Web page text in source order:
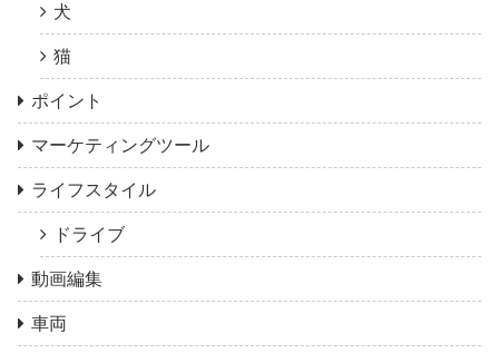
犬
猫
ポイント
マーケティングツール
ライフスタイル
ドライブ
動画編集
車両